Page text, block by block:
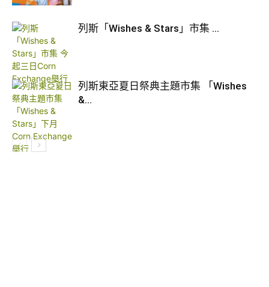
列斯「Wishes & Stars」市集 ...
列斯東亞夏日祭典主題市集 「Wishes
&...